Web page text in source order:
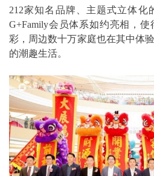
212家知名品牌、主题式立体化
G+Family会员体系如约亮相，
彩，周边数十万家庭也在其中体
的潮趣生活。